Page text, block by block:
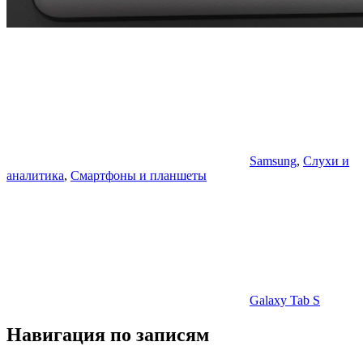
Samsung, Слухи и
аналитика, Смартфоны и планшеты
Galaxy Tab S
Навигация по записям